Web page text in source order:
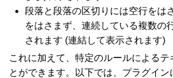
段落と段落の区切りには空行をは
をはさまず、連続している複数の
されます (連結して表示されます)
これに加えて、特定のルールによるテ
とができます。以下では、プラグイ